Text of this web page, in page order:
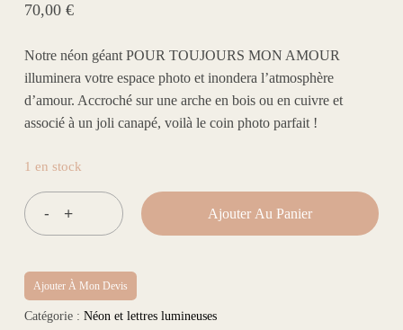
70,00 €
Notre néon géant POUR TOUJOURS MON AMOUR
illuminera votre espace photo et inondera l’atmosphère
d’amour. Accroché sur une arche en bois ou en cuivre et
associé à un joli canapé, voilà le coin photo parfait !
1 en stock
Ajouter Au Panier
Ajouter À Mon Devis
Catégorie : Néon et lettres lumineuses